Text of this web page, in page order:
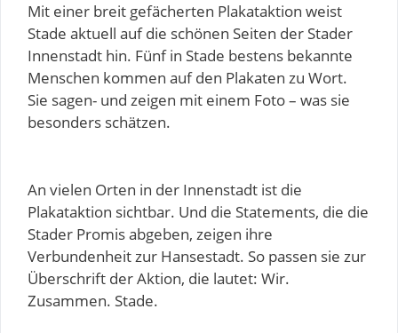
Mit einer breit gefächerten Plakataktion weist
Stade aktuell auf die schönen Seiten der Stader
Innenstadt hin. Fünf in Stade bestens bekannte
Menschen kommen auf den Plakaten zu Wort.
Sie sagen- und zeigen mit einem Foto – was sie
besonders schätzen.
An vielen Orten in der Innenstadt ist die
Plakataktion sichtbar. Und die Statements, die die
Stader Promis abgeben, zeigen ihre
Verbundenheit zur Hansestadt. So passen sie zur
Überschrift der Aktion, die lautet: Wir.
Zusammen. Stade.